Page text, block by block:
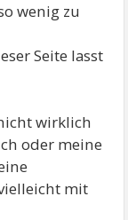
wenig zu
Seite lasst
wirklich
oder meine
mit